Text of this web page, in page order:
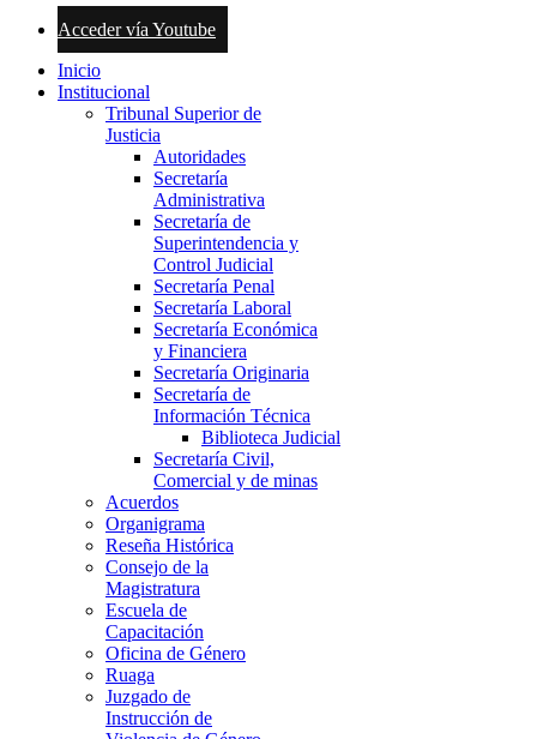
Acceder vía Youtube
Inicio
Institucional
Tribunal Superior de
Justicia
Autoridades
Secretaría
Administrativa
Secretaría de
Superintendencia y
Control Judicial
Secretaría Penal
Secretaría Laboral
Secretaría Económica
y Financiera
Secretaría Originaria
Secretaría de
Información Técnica
Biblioteca Judicial
Secretaría Civil,
Comercial y de minas
Acuerdos
Organigrama
Reseña Histórica
Consejo de la
Magistratura
Escuela de
Capacitación
Oficina de Género
Ruaga
Juzgado de
Instrucción de